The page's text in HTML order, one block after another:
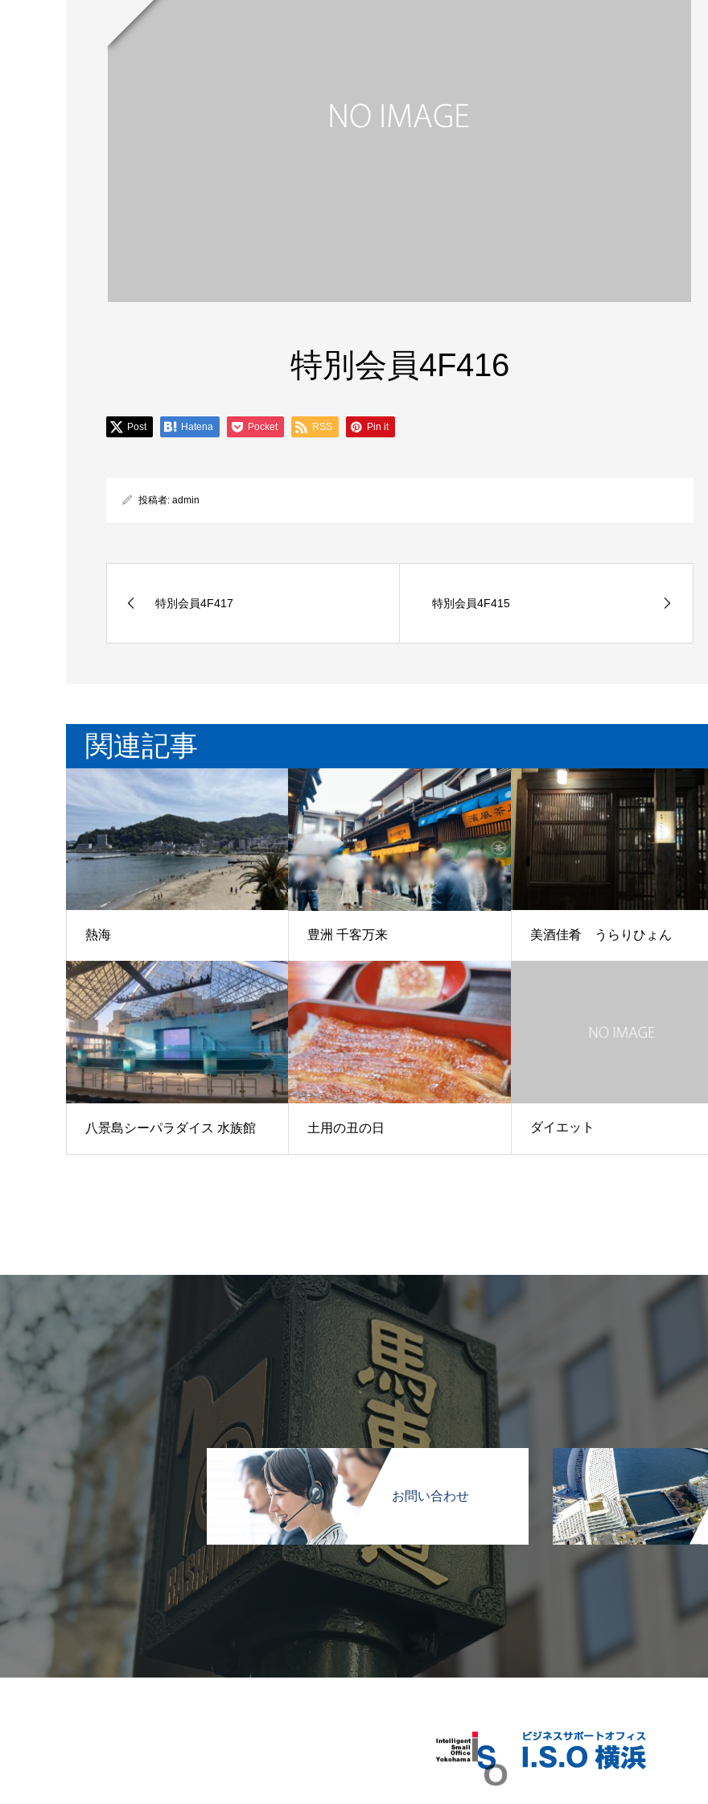
特別会員4F416
Post Hatena Pocket RSS Pin it
投稿者: admin
特別会員4F417 特別会員4F415
関連記事
熱海 豊洲 千客万来 美酒佳肴 うらりひょん
八景島シーパラダイス 水族館 土用の丑の日 ダイエット
お問い合わせ